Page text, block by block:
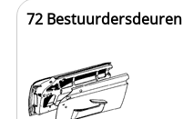
72 Bestuurdersdeuren